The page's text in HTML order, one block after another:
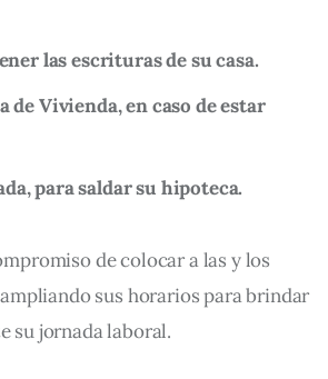
las escrituras de su casa.
de Vivienda, en caso de estar
para saldar su hipoteca.
de colocar a las y los
sus horarios para brindar
su jornada laboral.